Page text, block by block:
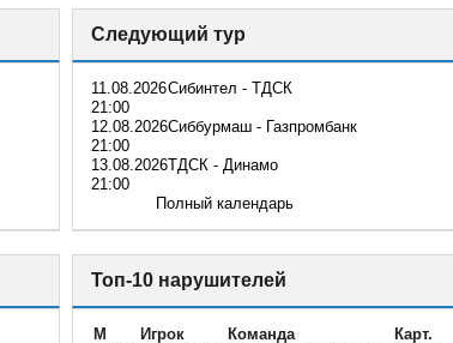
Следующий тур
11.08.2026
21:00
Сибинтел - ТДСК
12.08.2026
21:00
Сиббурмаш - Газпромбанк
13.08.2026
21:00
ТДСК - Динамо
Полный календарь
Топ-10 нарушителей
М Игрок Команда
Карт.